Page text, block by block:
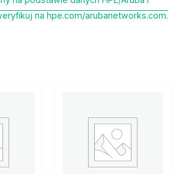
na hpe.com/arubanetworks.com.